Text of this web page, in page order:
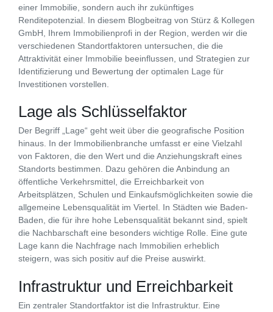
einer Immobilie, sondern auch ihr zukünftiges
Renditepotenzial. In diesem Blogbeitrag von Stürz & Kollegen
GmbH, Ihrem Immobilienprofi in der Region, werden wir die
verschiedenen Standortfaktoren untersuchen, die die
Attraktivität einer Immobilie beeinflussen, und Strategien zur
Identifizierung und Bewertung der optimalen Lage für
Investitionen vorstellen.
Lage als Schlüsselfaktor
Der Begriff „Lage“ geht weit über die geografische Position
hinaus. In der Immobilienbranche umfasst er eine Vielzahl
von Faktoren, die den Wert und die Anziehungskraft eines
Standorts bestimmen. Dazu gehören die Anbindung an
öffentliche Verkehrsmittel, die Erreichbarkeit von
Arbeitsplätzen, Schulen und Einkaufsmöglichkeiten sowie die
allgemeine Lebensqualität im Viertel. In Städten wie Baden-
Baden, die für ihre hohe Lebensqualität bekannt sind, spielt
die Nachbarschaft eine besonders wichtige Rolle. Eine gute
Lage kann die Nachfrage nach Immobilien erheblich
steigern, was sich positiv auf die Preise auswirkt.
Infrastruktur und Erreichbarkeit
Ein zentraler Standortfaktor ist die Infrastruktur. Eine